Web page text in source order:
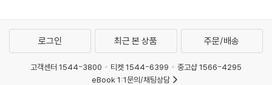
로그인 최근 본 상품 주문/배송
고객센터 1544-3800 티켓 1544-6399
중고샵 1566-4295
eBook 1:1문의/채팅상담